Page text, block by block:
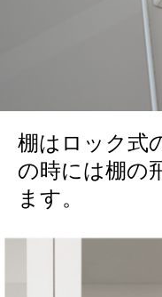
棚はロック式
の時には棚の
ます。